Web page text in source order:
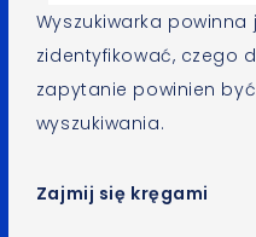
Wyszukiwarka
zidentyfikować, czego
zapytanie powinien
wyszukiwania.
Zajmij się kręgami